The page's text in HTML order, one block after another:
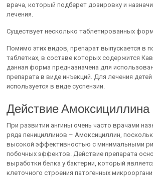
врача, который подберет дозировку и
лечения.
Существует несколько таблетированных
Помимо этих видов, препарат выпускается в
таблетках, в составе которых содержится
данная форма предназначена для
препарата в виде инъекций. Для лечения
используется в виде суспензии.
Действие Амоксициллина
При развитии ангины очень часто врачами
ряда пенициллинов – Амоксициллин,
высокой эффективностью с минимальными
побочных эффектов. Действие препарата
выработки белка у бактерии, который
клеточного строения патогенных